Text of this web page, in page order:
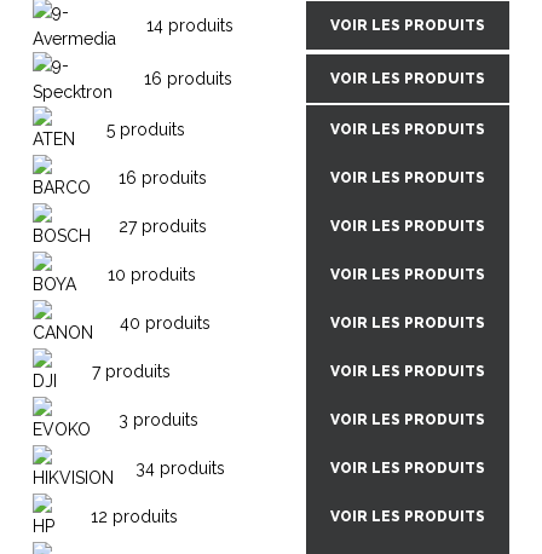
14 produits VOIR LES PRODUITS
16 produits VOIR LES PRODUITS
5 produits VOIR LES PRODUITS
16 produits VOIR LES PRODUITS
27 produits VOIR LES PRODUITS
10 produits VOIR LES PRODUITS
40 produits VOIR LES PRODUITS
7 produits VOIR LES PRODUITS
3 produits VOIR LES PRODUITS
34 produits VOIR LES PRODUITS
12 produits VOIR LES PRODUITS